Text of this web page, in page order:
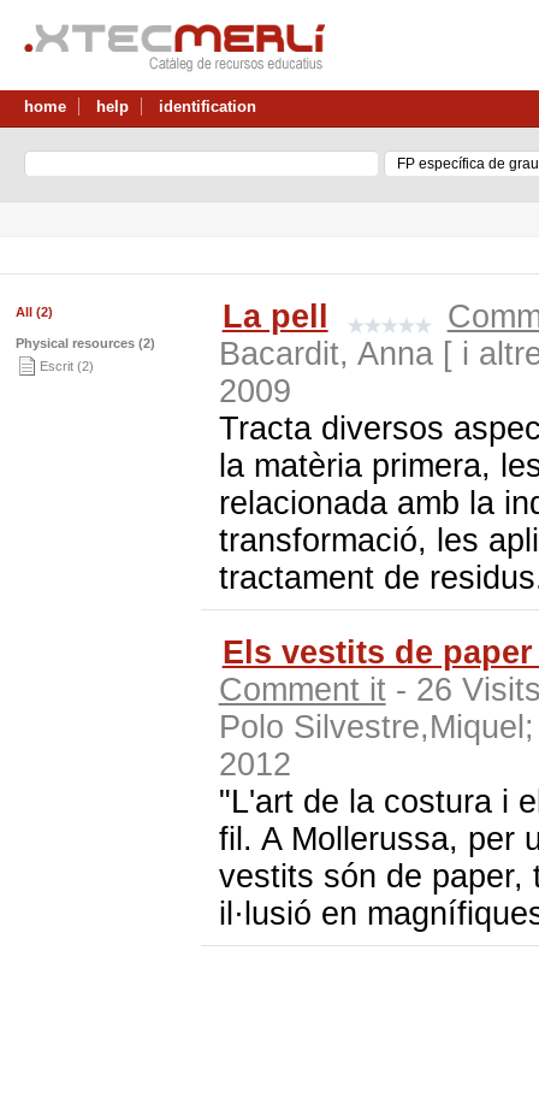
home help identification
All (2)
Physical resources (2)
Escrit (2)
La pell
Bacardit, Anna [ i
2009
Tracta diversos
la matèria primera,
relacionada amb la
transformació, les
tractament de
Els vestits de
Comment it- 26
Polo
2012
"L'art de la costura i
fil. A Mollerussa, per
vestits són de paper,
il·lusió en